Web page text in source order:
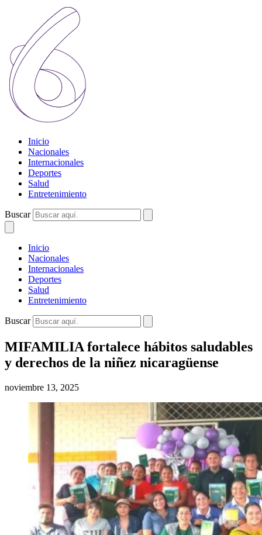
Inicio
Nacionales
Internacionales
Deportes
Salud
Entretenimiento
Buscar
Inicio
Nacionales
Internacionales
Deportes
Salud
Entretenimiento
Buscar
MIFAMILIA fortalece hábitos saludables
y derechos de la niñez nicaragüense
noviembre 13, 2025